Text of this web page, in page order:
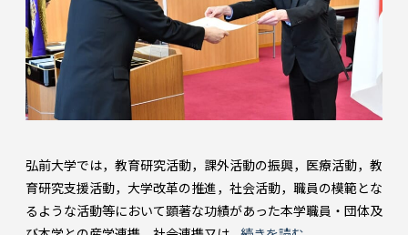
弘前大学では，教育研究活動，課外活動の振興，医療活動，教
育研究支援活動，大学改革の推進，社会活動，職員の模範とな
るような活動等において顕著な功績があった本学職員・団体及